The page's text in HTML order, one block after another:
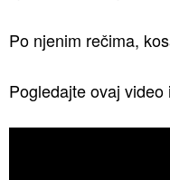
Po njenim rečima,
Pogledajte ovaj